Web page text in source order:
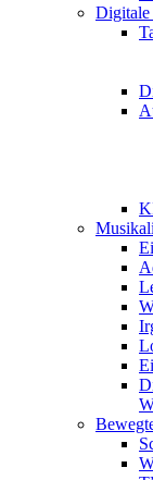
Digitale